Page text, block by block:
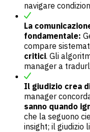
navigare
La
fondamentale:
compare
critici. Gli
manager a
Il giudizio crea
manager
sanno quando
che la seguono
insight; il giudizio